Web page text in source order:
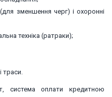
(для зменшення черг) і охоронні
техніка (ратраки);
траси.
система оплати кредитною